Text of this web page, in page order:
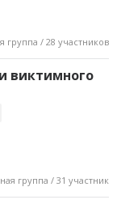
группа / 28 участников
виктимного
группа / 31 участник